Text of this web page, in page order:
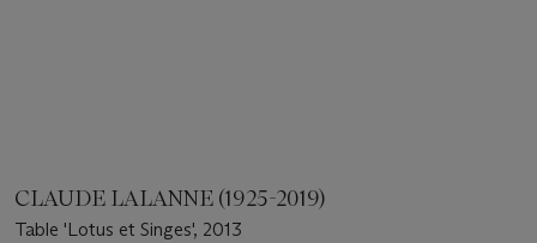
CLAUDE LALANNE (1925-2019)
Table 'Lotus et Singes', 2013